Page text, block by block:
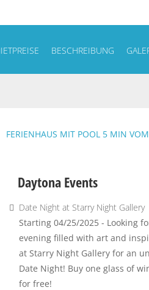
BESCHREIBUNG
FERIENHAUS MIT POOL 5 MIN
Daytona Events
Date Night at Starry Night Gallery
Starting 04/25/2025 - Looking
evening filled with art and
at Starry Night Gallery for an
Date Night! Buy one glass of
for free!